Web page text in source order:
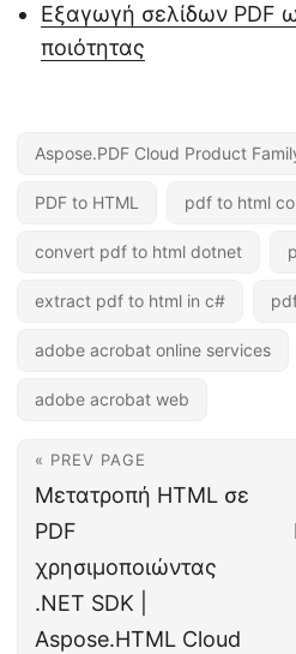
Εξαγωγή σελίδων PDF
ποιότητας
Aspose.PDF Cloud Product
PDF to HTML pdf to html
convert pdf to html dotnet
extract pdf to html in c#
adobe acrobat online services
adobe acrobat web
« PREV PAGE
Μετατροπή HTML σε
PDF
χρησιμοποιώντας
.NET SDK |
Aspose.HTML Cloud